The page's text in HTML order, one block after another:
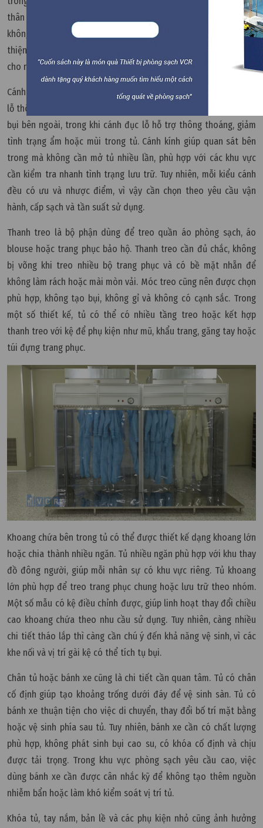
thân tủ nên nhẵn, hạn chế gờ nổi, mối hàn cần được xử lý gọn và
không tạo điểm bám bụi. Các cạnh sắc nên được bo hoặc hoàn
thiện để giảm nguy cơ gây rách trang phục và đảm bảo an toàn
cho người sử dụng.
Cánh tủ có thể là cánh kín, cánh kính, cánh lưới hoặc cánh tủ đục
lỗ thông thoáng. Cánh kín giúp che chắn trang phục tốt hơn khỏi
bụi bên ngoài, trong khi cánh đục lỗ hỗ trợ thông thoáng, giảm
tình trạng ẩm hoặc mùi trong tủ. Cánh kính giúp quan sát bên
trong mà không cần mở tủ nhiều lần, phù hợp với các khu vực
cần kiểm tra nhanh tình trạng lưu trữ. Tuy nhiên, mỗi kiểu cánh
đều có ưu và nhược điểm, vì vậy cần chọn theo yêu cầu vận
hành, cấp sạch và tần suất sử dụng.
Thanh treo là bộ phận dùng để treo quần áo phòng sạch, áo
blouse hoặc trang phục bảo hộ. Thanh treo cần đủ chắc, không
bị võng khi treo nhiều bộ trang phục và có bề mặt nhẵn để
không làm rách hoặc mài mòn vải. Móc treo cũng nên được chọn
phù hợp, không tạo bụi, không gỉ và không có cạnh sắc. Trong
một số thiết kế, tủ có thể có nhiều tầng treo hoặc kết hợp
thanh treo với kệ để phụ kiện như mũ, khẩu trang, găng tay hoặc
túi đựng trang phục.
Khoang chứa bên trong tủ có thể được thiết kế dạng khoang lớn
hoặc chia thành nhiều ngăn. Tủ nhiều ngăn phù hợp với khu thay
đồ đông người, giúp mỗi nhân sự có khu vực riêng. Tủ khoang
lớn phù hợp để treo trang phục chung hoặc lưu trữ theo nhóm.
Một số mẫu có kệ điều chỉnh được, giúp linh hoạt thay đổi chiều
cao khoang chứa theo nhu cầu sử dụng. Tuy nhiên, càng nhiều
chi tiết tháo lắp thì càng cần chú ý đến khả năng vệ sinh, vì các
khe nối và vị trí gài kệ có thể tích tụ bụi.
Chân tủ hoặc bánh xe cũng là chi tiết cần quan tâm. Tủ có chân
cố định giúp tạo khoảng trống dưới đáy để vệ sinh sàn. Tủ có
bánh xe thuận tiện cho việc di chuyển, thay đổi bố trí mặt bằng
hoặc vệ sinh phía sau tủ. Tuy nhiên, bánh xe cần có chất lượng
phù hợp, không phát sinh bụi cao su, có khóa cố định và chịu
được tải trọng. Trong khu vực phòng sạch yêu cầu cao, việc
dùng bánh xe cần được cân nhắc kỹ để không tạo thêm nguồn
nhiễm bẩn hoặc làm khó kiểm soát vị trí tủ.
Khóa tủ, tay nắm, bản lề và các phụ kiện nhỏ cũng ảnh hưởng